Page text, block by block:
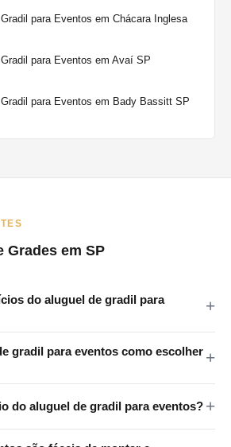
para Eventos em Chácara Inglesa
para Eventos em Avaí SP
para Eventos em Bady Bassitt SP
Grades em SP
do aluguel de gradil para
o acesso a áreas restritas, ajudam na
gradil para eventos como escolher
a expectativa de público, as áreas
e as normas de segurança locais.
do aluguel de gradil para eventos?